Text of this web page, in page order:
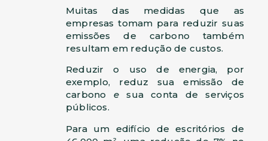
Muitas das medidas que as
empresas tomam para reduzir suas
emissões de carbono também
resultam em redução de custos.
Reduzir o uso de energia, por
exemplo, reduz sua emissão de
carbono esua conta de serviços
públicos.
Para um edifício de escritórios de